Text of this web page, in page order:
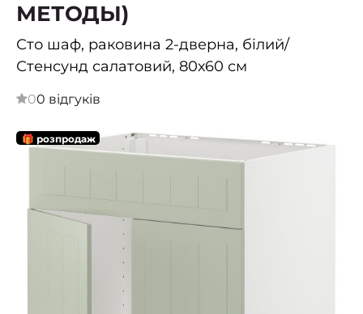
МЕТОДЫ)
Сто шаф, раковина 2-дверна, білий/
Стенсунд салатовий, 80х60 см
00 відгуків
🎁 розпродаж